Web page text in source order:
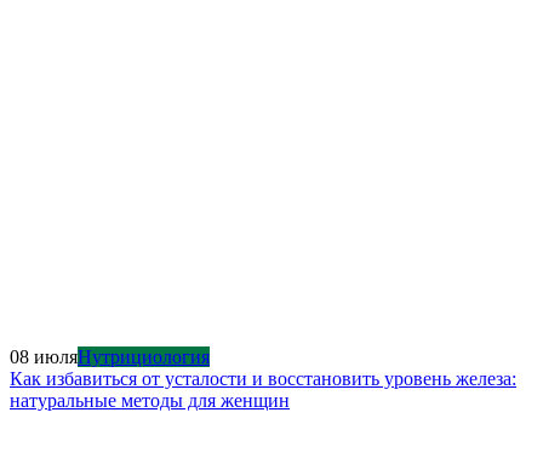
08 июляНутрициология
Как избавиться от усталости и восстановить уровень железа:
натуральные методы для женщин